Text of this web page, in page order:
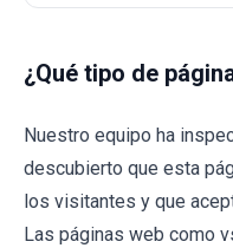
¿Qué tipo de
Nuestro equipo ha
descubierto que esta
los visitantes y que
Las páginas web como